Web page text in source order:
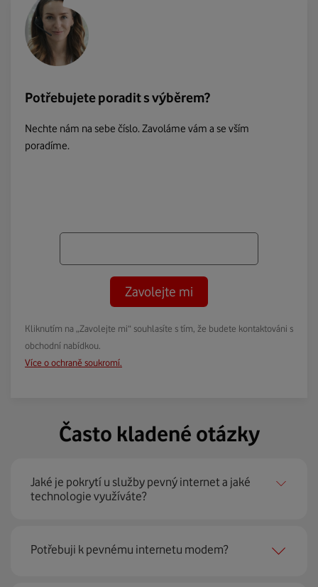
Potřebujete poradit s výběrem?
Nechte nám na sebe číslo. Zavoláme vám a se vším
poradíme.
Zavolejte mi
Kliknutím na „Zavolejte mi“ souhlasíte s tím, že budete kontaktováni s
obchodní nabídkou.
Více o ochraně soukromí.
Často kladené otázky
Jaké je pokrytí u služby pevný internet a jaké
technologie využíváte?
Pevný internet můžeme nabídnout
domácností
Potřebuji k pevnému internetu modem?